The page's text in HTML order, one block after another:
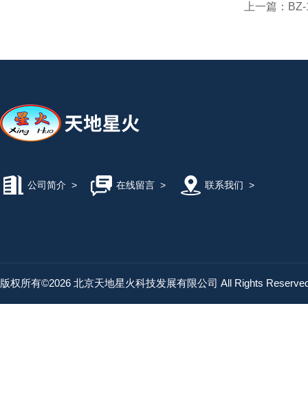
上一篇：
公司简介 > 在线留言> 联系我们 >
版权所有©2026 北京天地星火科技发展有限公司 All Rights